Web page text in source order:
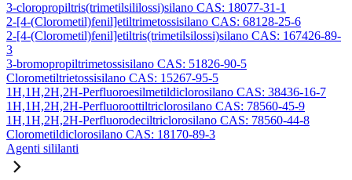
3-cloropropiltris(trimetilsililossi)silano CAS: 18077-31-1
2-[4-(Clorometil)fenil]etiltrimetossisilano CAS: 68128-25-6
2-[4-(Clorometil)fenil]etiltris(trimetilsilossi)silano CAS: 167426-89-
3
3-bromopropiltrimetossisilano CAS: 51826-90-5
Clorometiltrietossisilano CAS: 15267-95-5
1H,1H,2H,2H-Perfluoroesilmetildiclorosilano CAS: 38436-16-7
1H,1H,2H,2H-Perfluoroottiltriclorosilano CAS: 78560-45-9
1H,1H,2H,2H-Perfluorodeciltriclorosilano CAS: 78560-44-8
Clorometildiclorosilano CAS: 18170-89-3
Agenti sililanti